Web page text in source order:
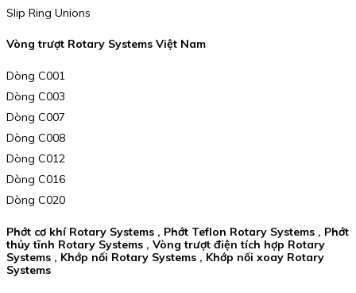
Slip Ring Unions
Vòng trượt Rotary Systems Việt Nam
Dòng C001
Dòng C003
Dòng C007
Dòng C008
Dòng C012
Dòng C016
Dòng C020
Phớt cơ khí Rotary Systems , Phớt Teflon Rotary Systems , Phớt
thủy tĩnh Rotary Systems , Vòng trượt điện tích hợp Rotary
Systems , Khớp nối Rotary Systems , Khớp nối xoay Rotary
Systems